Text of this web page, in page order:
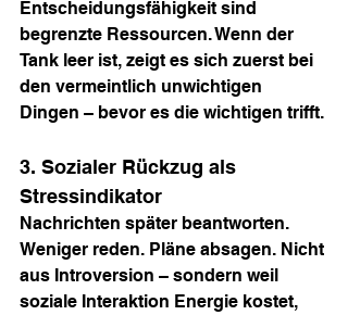
Entscheidungsfähigkeit sind
begrenzte Ressourcen. Wenn der
Tank leer ist, zeigt es sich zuerst bei
den vermeintlich unwichtigen
Dingen – bevor es die wichtigen trifft.
3. Sozialer Rückzug als
Stressindikator
Nachrichten später beantworten.
Weniger reden. Pläne absagen. Nicht
aus Introversion – sondern weil
soziale Interaktion Energie kostet,